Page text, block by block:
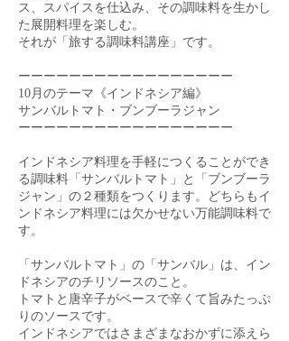
ス、スパイスを仕込み、その調味料を生かし
た展開料理を楽しむ。
それが「旅する調味料講座」です。
ーーーーーーーーーーーーーーーーー
10月のテーマ《インドネシア編》
サンバルトマト・ブンブーラジャン
ーーーーーーーーーーーーーーーーー
インドネシア料理を手軽につくることができ
る調味料「サンバルトマト」と「ブンブーラ
ジャン」の２種類をつくります。どちらもイ
ンドネシア料理には欠かせない万能調味料で
す。
「サンバルトマト」の「サンバル」は、イン
ドネシアのチリソースのこと。
トマトと唐辛子がベースで辛くて旨みたっぷ
りのソースです。
インドネシアではさまざまなおかずに添えら